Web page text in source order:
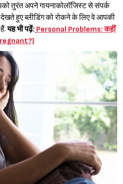
तुरंत अपने गायनाकोलॉजिस्ट से संपर्क
हुए ब्लीडिंग को रोकने के लिए वे आपकी
हैं.यह भी पढ़ें: Personal Problems: कहीं